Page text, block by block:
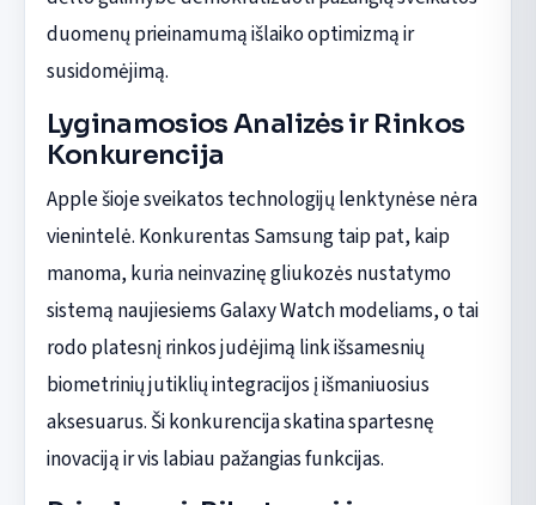
duomenų prieinamumą išlaiko optimizmą ir
susidomėjimą.
Lyginamosios Analizės ir Rinkos
Konkurencija
Apple šioje sveikatos technologijų lenktynėse nėra
vienintelė. Konkurentas Samsung taip pat, kaip
manoma, kuria neinvazinę gliukozės nustatymo
sistemą naujiesiems Galaxy Watch modeliams, o tai
rodo platesnį rinkos judėjimą link išsamesnių
biometrinių jutiklių integracijos į išmaniuosius
aksesuarus. Ši konkurencija skatina spartesnę
inovaciją ir vis labiau pažangias funkcijas.